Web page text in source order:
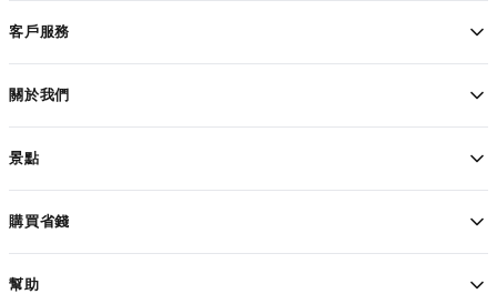
客戶服務
關於我們
景點
購買省錢
幫助